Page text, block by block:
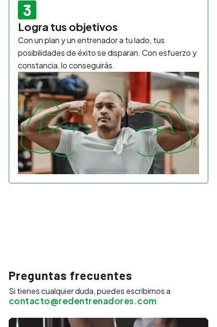
3
Logra tus objetivos
Con un plan y un entrenador a tu lado, tus
posibilidades de éxito se disparan. Con esfuerzo y
constancia, lo conseguirás.
Preguntas frecuentes
Si tienes cualquier duda, puedes escribirnos a
contacto@redentrenadores.com